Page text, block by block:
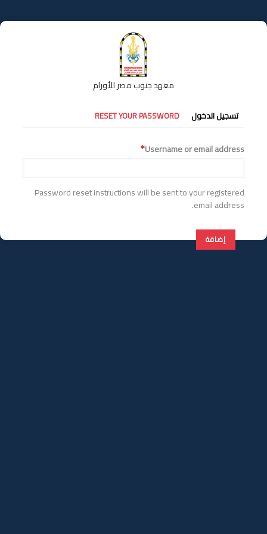
إلى
المحتوى
معهد جنوب مصر للأورام
التبويبات
الأساسية
تسجيل الدخول RESET YOUR PASSWORD
Username or email address
Password reset instructions will be sent to your registered
email address.